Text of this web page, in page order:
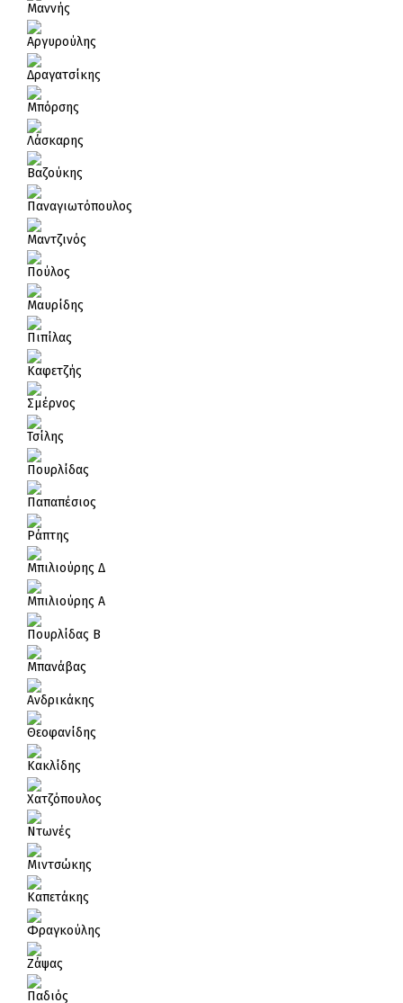
Μαννής
Αργυρούλης
Δραγατσίκης
Μπόρσης
Λάσκαρης
Βαζούκης
Παναγιωτόπουλος
Μαντζινός
Πούλος
Μαυρίδης
Πιπίλας
Καφετζής
Σμέρνος
Τσίλης
Πουρλίδας
Παπαπέσιος
Ράπτης
Μπιλιούρης Δ
Μπιλιούρης Α
Πουρλίδας Β
Μπανάβας
Ανδρικάκης
Θεοφανίδης
Κακλίδης
Χατζόπουλος
Ντωνές
Μιντσώκης
Καπετάκης
Φραγκούλης
Ζάψας
Παδιός